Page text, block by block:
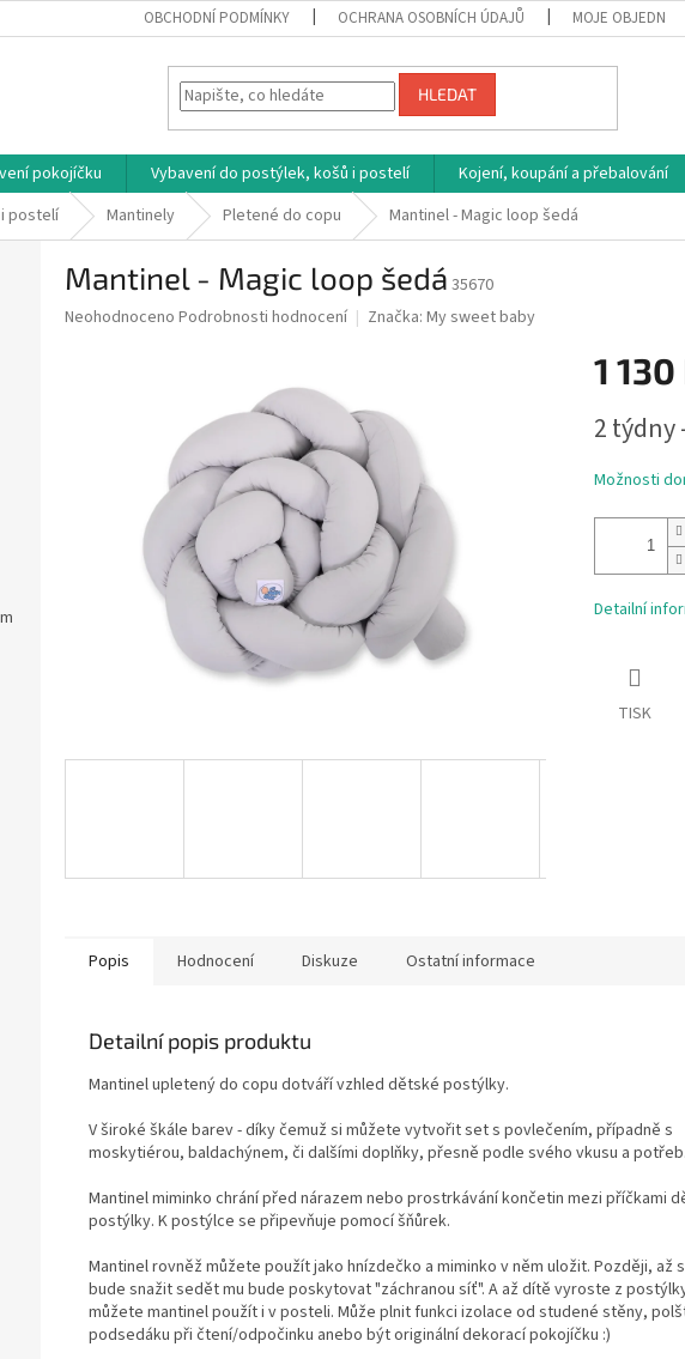
OBCHODNÍ PODMÍNKY OCHRANA OSOBNÍCH ÚDAJŮ MOJE
HLEDAT
pokojíčku Vybavení do postýlek, košů i postelí Kojení, koupání a přebalování
postelí Mantinely Pletené do copu Mantinel - Magic loop šedá
Mantinel - Magic loop šedá 35670
Průměrné
Neohodnoceno Podrobnosti hodnocení Značka: My sweet baby
1 130
cena:
2 týdny
Možnosti
Detailní
TISK
Popis Hodnocení Diskuze Ostatní informace
Detailní popis produktu
Mantinel upletený do copu dotváří vzhled dětské postýlky.
V široké škále barev - díky čemuž si můžete vytvořit set s povlečením, případně s
moskytiérou, baldachýnem, či dalšími doplňky, přesně podle svého vkusu a potřeb.
Mantinel miminko chrání před nárazem nebo prostrkávání končetin mezi příčkami
postýlky. K postýlce se připevňuje pomocí šňůrek.
Mantinel rovněž můžete použít jako hnízdečko a miminko v něm uložit. Později, až
bude snažit sedět mu bude poskytovat "záchranou síť". A až dítě vyroste z
můžete mantinel použít i v posteli. Může plnit funkci izolace od studené stěny,
podsedáku při čtení/odpočinku anebo být originální dekorací pokojíčku :)